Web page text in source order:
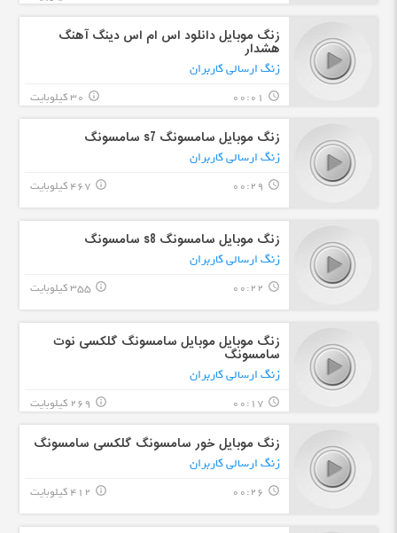
زنگ موبایل دانلود اس ام اس دینگ آهنگ
هشدار
زنگ ارسالی کاربران
query_builder
00:01 30 کیلوبایت info_outline
زنگ موبایل سامسونگ s7 سامسونگ
زنگ ارسالی کاربران
query_builder
00:29 467 کیلوبایت info_outline
زنگ موبایل سامسونگ s8 سامسونگ
زنگ ارسالی کاربران
query_builder
00:22 355 کیلوبایت info_outline
زنگ موبایل موبایل سامسونگ گلکسی نوت
سامسونگ
زنگ ارسالی کاربران
query_builder
00:17 269 کیلوبایت info_outline
زنگ موبایل خور سامسونگ گلکسی سامسونگ
زنگ ارسالی کاربران
query_builder
00:26 412 کیلوبایت info_outline